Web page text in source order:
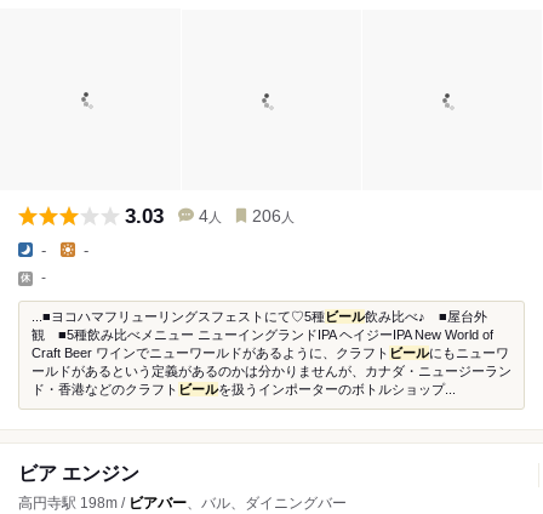
3.03 4 人 206 人
- -
-
...■ヨコハマフリューリングスフェストにて♡5種 ビール飲み比べ♪ ■屋台外
観 ■5種飲み比べメニュー ニューイングランドIPA ヘイジーIPA New World of
Craft Beer ワインでニューワールドがあるように、クラフト ビールにもニューワ
ールドがあるという定義があるのかは分かりませんが、カナダ・ニュージーラン
ド・香港などのクラフト ビールを扱うインポーターのボトルショップ...
ビア エンジン
高円寺駅 198m / ビアバー、バル、ダイニングバー